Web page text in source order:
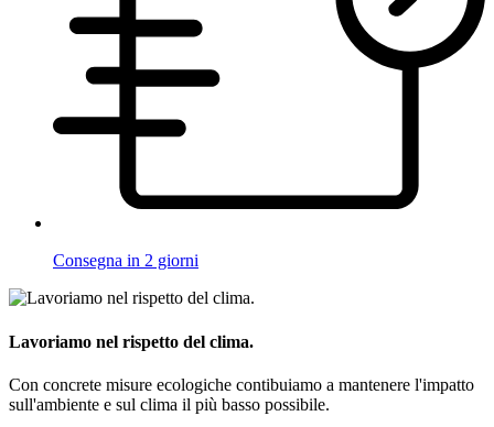
Consegna in 2 giorni
Lavoriamo nel rispetto del clima.
Con concrete misure ecologiche contibuiamo a mantenere l'impatto
sull'ambiente e sul clima il più basso possibile.